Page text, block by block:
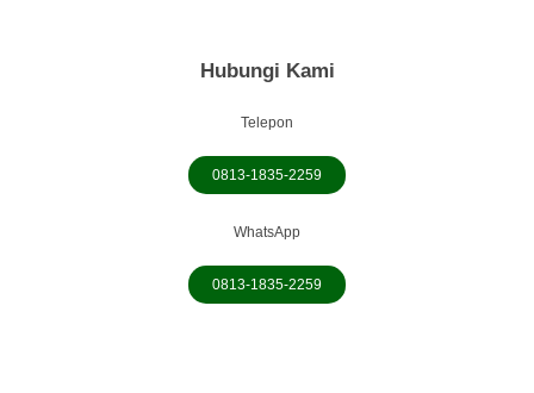
Hubungi Kami
Telepon
0813-1835-2259
WhatsApp
0813-1835-2259